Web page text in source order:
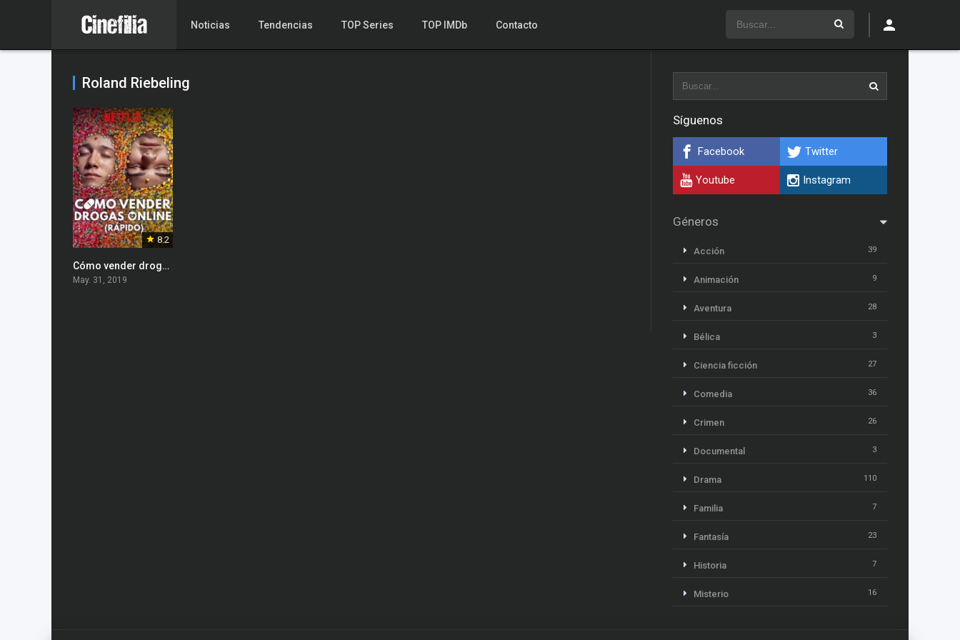
Noticias Tendencias TOP Series TOP IMDb Contacto
Roland Riebeling
8.2
Cómo vender drogas Online (Rápido)
May. 31, 2019
Síguenos
Facebook Twitter
Youtube Instagram
Géneros
Acción 39
Animación 9
Aventura 28
Bélica 3
Ciencia ficción 27
Comedia 36
Crimen 26
Documental 3
Drama 110
Familia 7
Fantasía 23
Historia 7
Misterio 16